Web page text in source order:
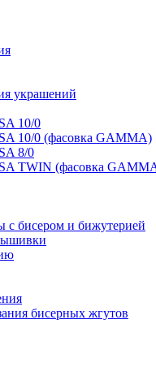
украшений
10/0
10/0 (фасовка GAMMA)
8/0
TWIN (фасовка
с бисером и бижутерией
бисерных жгутов